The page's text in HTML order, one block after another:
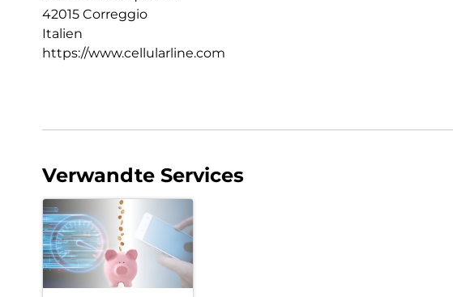
42015 Correggio
Italien
https://www.cellularline.com
Verwandte Services